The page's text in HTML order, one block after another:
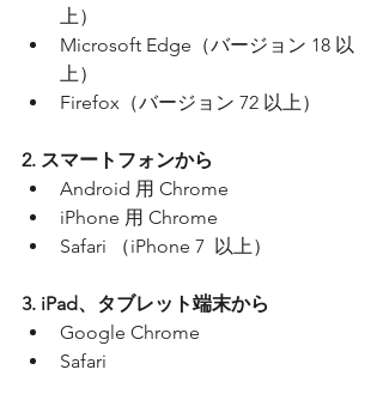
上）
Microsoft Edge（バージョン 18 以
上）
Firefox（バージョン 72 以上）
2. スマートフォンから
Android 用 Chrome
iPhone 用 Chrome
Safari （iPhone 7  以上）
3. iPad、タブレット端末から
Google Chrome
Safari